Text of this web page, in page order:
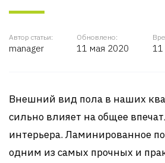
Автор статьи:
manager
Обновлено:
11 мая 2020 11
Внешний вид пола в наших
сильно влияет на общее
интерьера. Ламинированное
одним из самых прочных и